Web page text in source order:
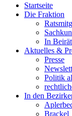
Startseite
Die Fraktion
In
Aktuelles &
Presse
Politik
In den
Brackel